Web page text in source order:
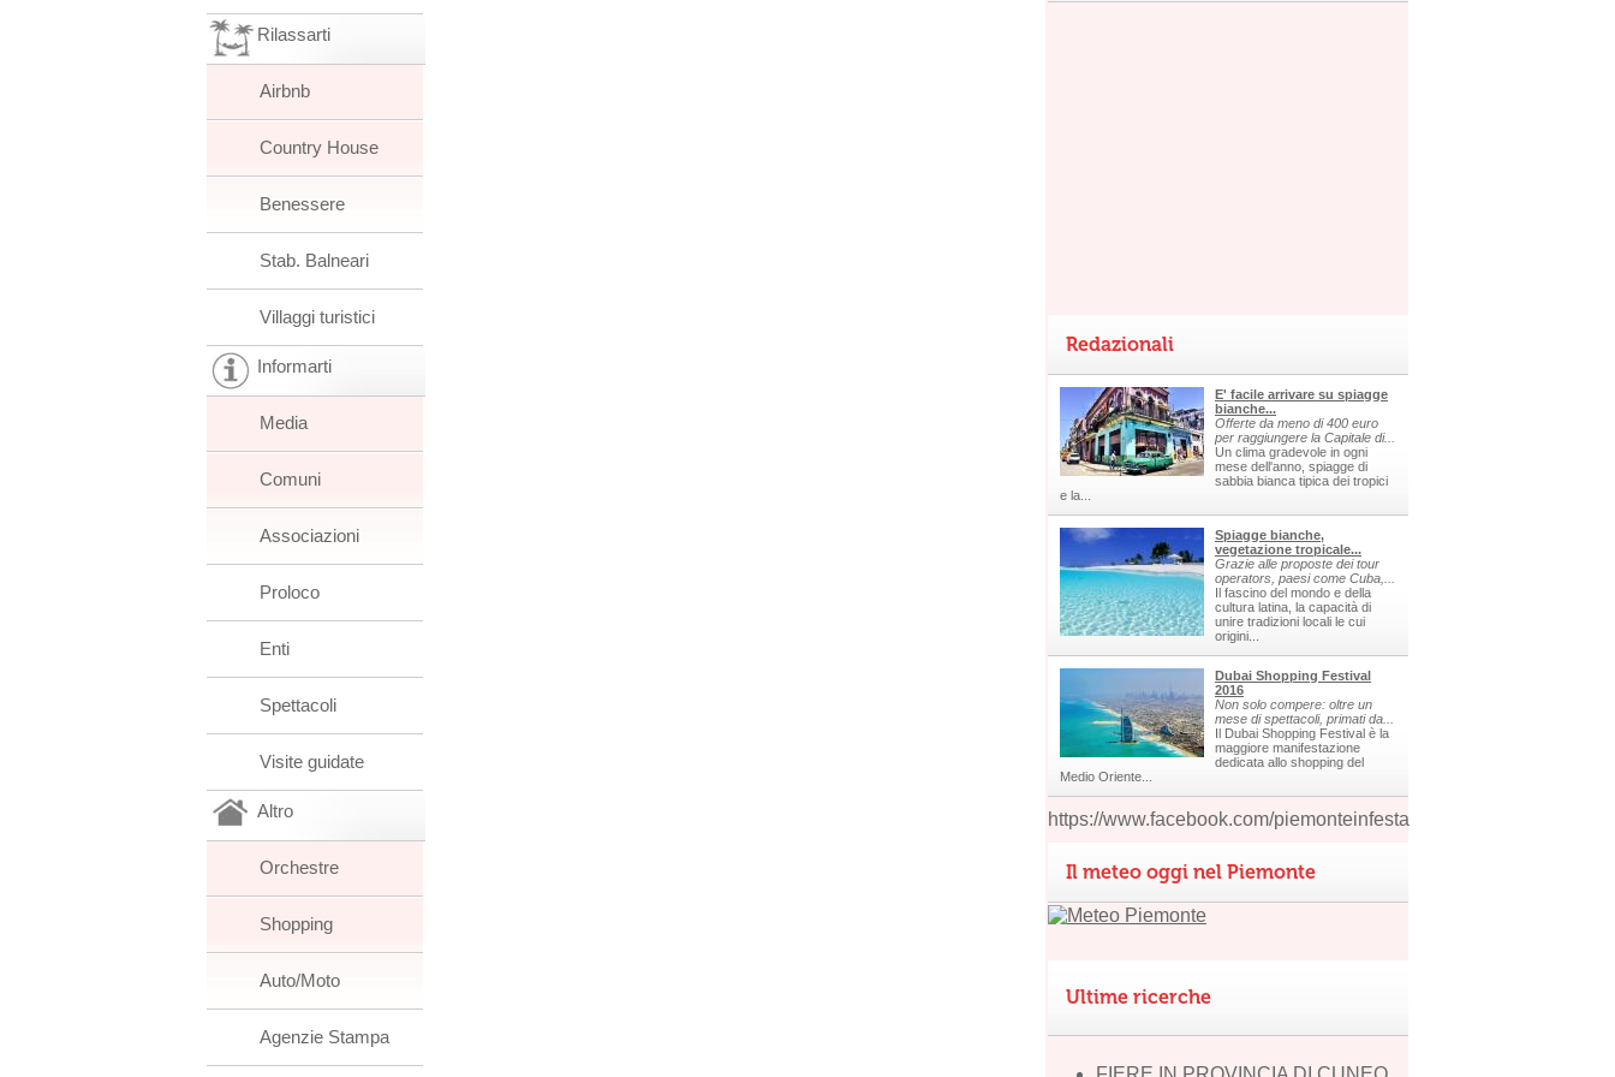
Rilassarti
Airbnb
Country House
Benessere
Stab. Balneari
Villaggi turistici
Informarti
Media
Comuni
Associazioni
Proloco
Enti
Spettacoli
Visite guidate
Altro
Orchestre
Shopping
Auto/Moto
Agenzie Stampa
Redazionali
E' facile arrivare su spiagge
bianche...
Offerte da meno di 400 euro
per raggiungere la Capitale di...
Un clima gradevole in ogni
mese dell'anno, spiagge di
sabbia bianca tipica dei tropici
e la...
Spiagge bianche,
vegetazione tropicale...
Grazie alle proposte dei tour
operators, paesi come Cuba,...
Il fascino del mondo e della
cultura latina, la capacità di
unire tradizioni locali le cui
origini...
Dubai Shopping Festival
2016
Non solo compere: oltre un
mese di spettacoli, primati da...
Il Dubai Shopping Festival è la
maggiore manifestazione
dedicata allo shopping del
Medio Oriente...
https://www.facebook.com/piemonteinfesta
Il meteo oggi nel Piemonte
Ultime ricerche